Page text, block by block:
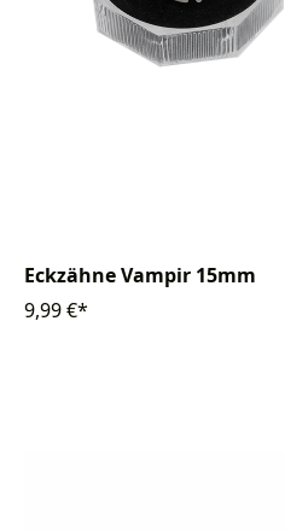
Eckzähne Vampir 15mm
9,99 €*